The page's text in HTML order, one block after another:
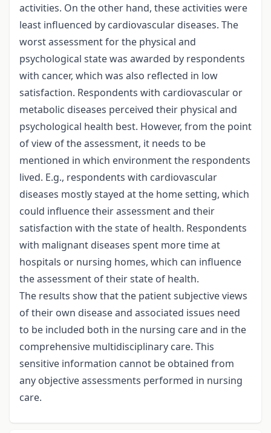
activities. On the other hand, these activities were
least influenced by cardiovascular diseases. The
worst assessment for the physical and
psychological state was awarded by respondents
with cancer, which was also reflected in low
satisfaction. Respondents with cardiovascular or
metabolic diseases perceived their physical and
psychological health best. However, from the point
of view of the assessment, it needs to be
mentioned in which environment the respondents
lived. E.g., respondents with cardiovascular
diseases mostly stayed at the home setting, which
could influence their assessment and their
satisfaction with the state of health. Respondents
with malignant diseases spent more time at
hospitals or nursing homes, which can influence
the assessment of their state of health.
The results show that the patient subjective views
of their own disease and associated issues need
to be included both in the nursing care and in the
comprehensive multidisciplinary care. This
sensitive information cannot be obtained from
any objective assessments performed in nursing
care.